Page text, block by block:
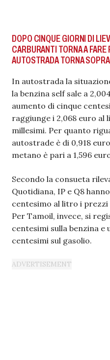
DOPO CINQUE GIORNI DI
CARBURANTI TORNA A FARE
AUTOSTRADA TORNA
In autostrada la
la benzina self sale a
aumento di cinque
raggiunge i 2,068 euro al
millesimi. Per quanto
autostrade è di 0,918
metano è pari a 1,596
Secondo la consueta
Quotidiana, IP e Q8
centesimo al litro i prezzi
Per Tamoil, invece, si
centesimi sulla benzina e
centesimi sul gasolio.